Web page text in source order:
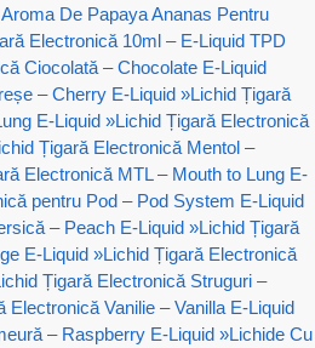
De Papaya Ananas Pentru
Electronică 10ml – E-Liquid TPD
Ciocolată – Chocolate E-Liquid
– Cherry E-Liquid »Lichid Țigară
E-Liquid »Lichid Țigară Electronică
Țigară Electronică Mentol –
Electronică MTL – Mouth to Lung E-
pentru Pod – Pod System E-Liquid
– Peach E-Liquid »Lichid Țigară
E-Liquid »Lichid Țigară Electronică
Țigară Electronică Struguri –
Electronică Vanilie – Vanilla E-Liquid
– Raspberry E-Liquid »Lichide Cu